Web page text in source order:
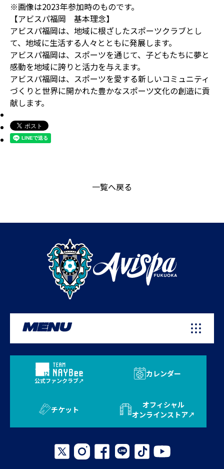
※画像は2023年参加時のものです。
【アビスパ福岡 基本理念】
アビスパ福岡は、地域に根ざしたスポーツクラブとし
て、地域に生活する人々とともに発展します。
アビスパ福岡は、スポーツを通じて、子どもたちに夢と
感動を地域に誇りと活力を与えます。
アビスパ福岡は、スポーツを愛する新しいコミュニティ
づくりと世界に開かれた豊かなスポーツ文化の創造に貢
献します。
一覧へ戻る
MENU
公式ファンクラブ
カレンダー
チケット
オフィシャル
オンラインストア